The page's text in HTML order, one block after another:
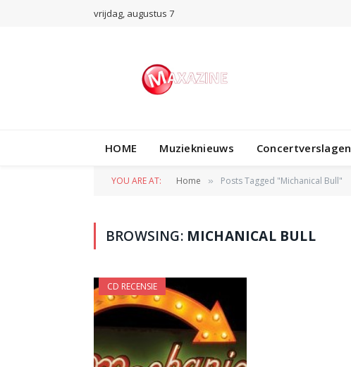
vrijdag, augustus 7
HOME Muzieknieuws Concertverslagen
YOU ARE AT: Home » Posts Tagged "Michanical Bull"
BROWSING: MICHANICAL BULL
CD RECENSIE